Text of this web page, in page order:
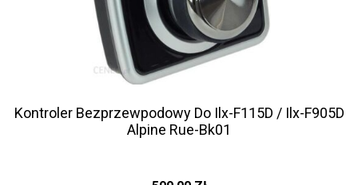
Kontroler Bezprzewpodowy Do Ilx-F115D / Ilx-F905D
Alpine Rue-Bk01